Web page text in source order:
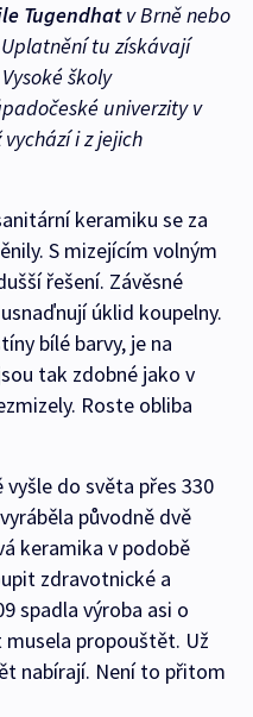
Tugendhatv Brně nebo
tu získávají
školy
univerzity v
i z jejich
keramiku se za
S mizejícím volným
řešení. Závěsné
úklid koupelny.
bílé barvy, je na
tak zdobné jako v
Roste obliba
do světa přes 330
původně dvě
keramika v podobě
zdravotnické a
spadla výroba asi o
propouštět. Už
nabírají. Není to přitom